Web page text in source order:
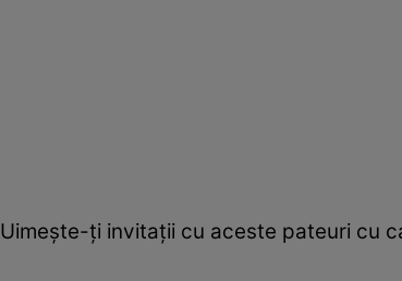
Uimeşte-ţi invitaţii cu aceste pateuri cu